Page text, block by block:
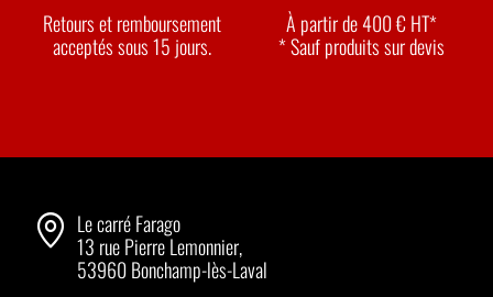
Retours et remboursement
acceptés sous 15 jours.
À partir de 400 € HT*
* Sauf produits sur devis
Le carré Farago
13 rue Pierre Lemonnier,
53960 Bonchamp-lès-Laval